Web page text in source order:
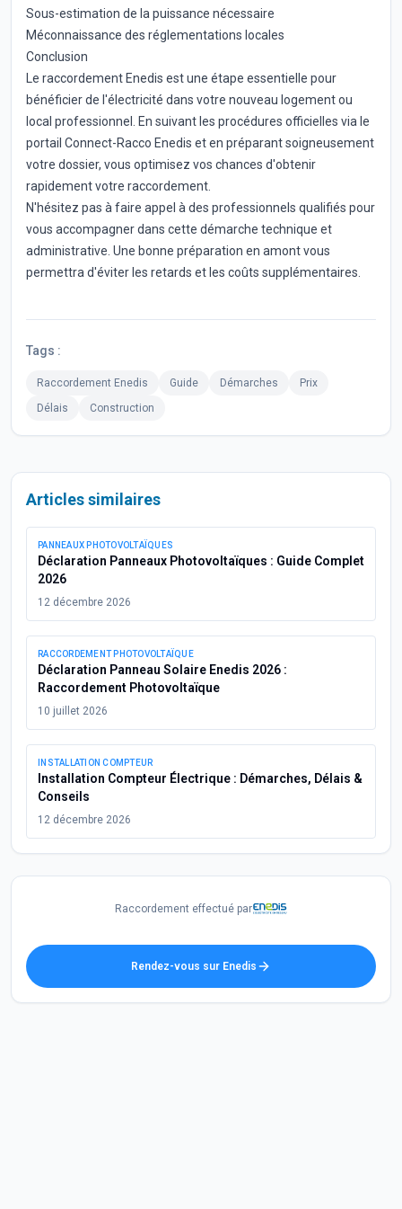
Sous-estimation de la puissance nécessaire
Méconnaissance des réglementations locales
Conclusion
Le raccordement Enedis est une étape essentielle pour
bénéficier de l'électricité dans votre nouveau logement ou
local professionnel. En suivant les procédures officielles via le
portail Connect-Racco Enedis et en préparant soigneusement
votre dossier, vous optimisez vos chances d'obtenir
rapidement votre raccordement.
N'hésitez pas à faire appel à des professionnels qualifiés pour
vous accompagner dans cette démarche technique et
administrative. Une bonne préparation en amont vous
permettra d'éviter les retards et les coûts supplémentaires.
Tags :
Raccordement Enedis Guide Démarches
Prix
Délais
Construction
Articles similaires
PANNEAUX PHOTOVOLTAÏQUES
Déclaration Panneaux Photovoltaïques : Guide Complet
2026
12 décembre 2026
RACCORDEMENT PHOTOVOLTAÏQUE
Déclaration Panneau Solaire Enedis 2026 :
Raccordement Photovoltaïque
10 juillet 2026
INSTALLATION COMPTEUR
Installation Compteur Électrique : Démarches, Délais &
Conseils
12 décembre 2026
Raccordement effectué par
Rendez-vous sur Enedis